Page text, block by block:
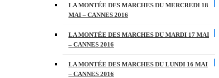
LA MONTÉE DES MARCHES DU MERCREDI 18
MAI – CANNES 2016
LA MONTÉE DES MARCHES DU MARDI 17 MAI
– CANNES 2016
LA MONTÉE DES MARCHES DU LUNDI 16 MAI
– CANNES 2016